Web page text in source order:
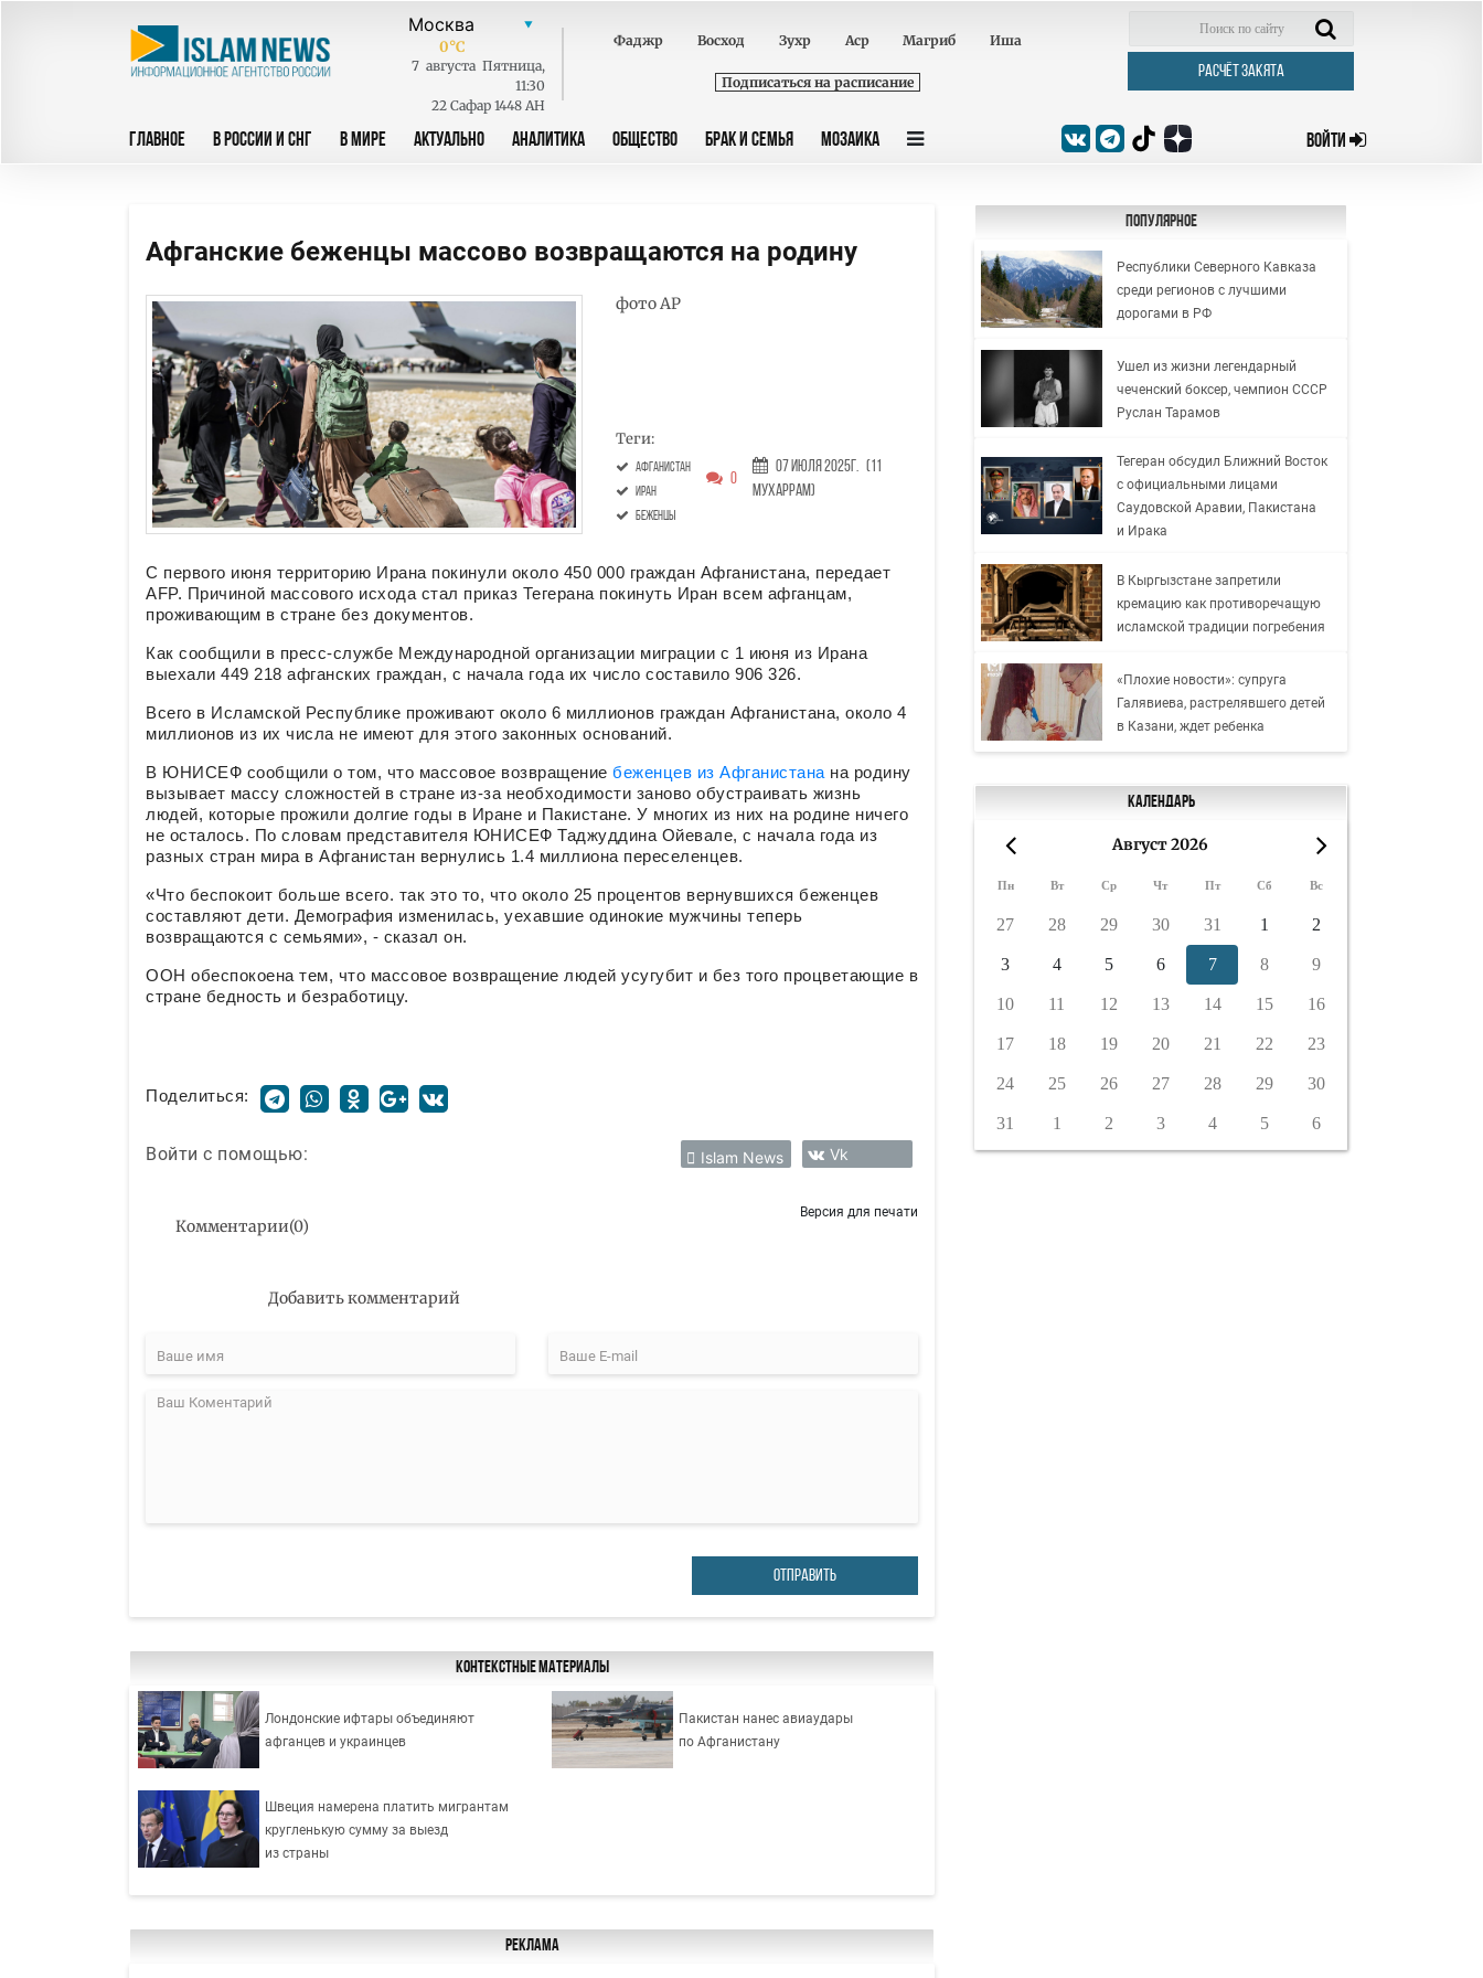
0°C
7 августа Пятница,
11:30
22 Сафар 1448 AH
Фаджр Восход Зухр Аср Магриб Иша
Подписаться на расписание
РАСЧЁТ ЗАКЯТА
ГЛАВНОЕ В РОССИИ И СНГ В МИРЕ АКТУАЛЬНО АНАЛИТИКА ОБЩЕСТВО БРАК И СЕМЬЯ МОЗАИКА ВОЙТИ
Афганские беженцы массово возвращаются на родину
фото AP
Теги:
Афганистан
Иран
беженцы
0
07 Июля 2025г. (11
Мухаррам)
С первого июня территорию Ирана покинули около 450 000 граждан Афганистана, передает
AFP. Причиной массового исхода стал приказ Тегерана покинуть Иран всем афганцам,
проживающим в стране без документов.
Как сообщили в пресс-службе Международной организации миграции с 1 июня из Ирана
выехали 449 218 афганских граждан, с начала года их число составило 906 326.
Всего в Исламской Республике проживают около 6 миллионов граждан Афганистана, около 4
миллионов из их числа не имеют для этого законных оснований.
В ЮНИСЕФ сообщили о том, что массовое возвращение беженцев из Афганистана на родину
вызывает массу сложностей в стране из-за необходимости заново обустраивать жизнь
людей, которые прожили долгие годы в Иране и Пакистане. У многих из них на родине ничего
не осталось. По словам представителя ЮНИСЕФ Таджуддина Ойевале, с начала года из
разных стран мира в Афганистан вернулись 1.4 миллиона переселенцев.
«Что беспокоит больше всего. так это то, что около 25 процентов вернувшихся беженцев
составляют дети. Демография изменилась, уехавшие одинокие мужчины теперь
возвращаются с семьями», - сказал он.
ООН обеспокоена тем, что массовое возвращение людей усугубит и без того процветающие в
стране бедность и безработицу.
Поделиться:
Войти с помощью: Islam News Vk
Комментарии(0)
Версия для печати
Добавить комментарий
ОТПРАВИТЬ
Контекстные материалы
Лондонские ифтары объединяют
афганцев и украинцев
Пакистан нанес авиаудары
по Афганистану
Швеция намерена платить мигрантам
кругленькую сумму за выезд
из страны
Реклама
Популярное
Республики Северного Кавказа
среди регионов с лучшими
дорогами в РФ
Ушел из жизни легендарный
чеченский боксер, чемпион СССР
Руслан Тарамов
Тегеран обсудил Ближний Восток
с официальными лицами
Саудовской Аравии, Пакистана
и Ирака
В Кыргызстане запретили
кремацию как противоречащую
исламской традиции погребения
«Плохие новости»: супруга
Галявиева, растрелявшего детей
в Казани, ждет ребенка
Календарь
Август 2026
Пн Вт Ср Чт Пт Сб Вс
27 28 29 30 31 1 2
3 4 5 6 7 8 9
10 11 12 13 14 15 16
17 18 19 20 21 22 23
24 25 26 27 28 29 30
31 1 2 3 4 5 6